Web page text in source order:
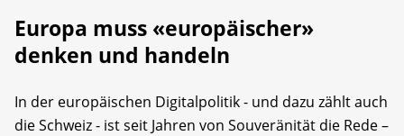
Europa muss «europäischer»
denken und handeln
In der europäischen Digitalpolitik - und dazu zählt auch
die Schweiz - ist seit Jahren von Souveränität die Rede –